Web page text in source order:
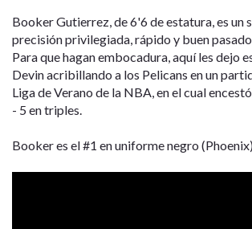
Booker Gutierrez, de 6'6 de estatura, es un
precisión privilegiada, rápido y buen
Para que hagan embocadura, aquí les dejo
Devin acribillando a los Pelicans en un
Liga de Verano de la NBA, en el cual
- 5 en triples.
Booker es el #1 en uniforme negro